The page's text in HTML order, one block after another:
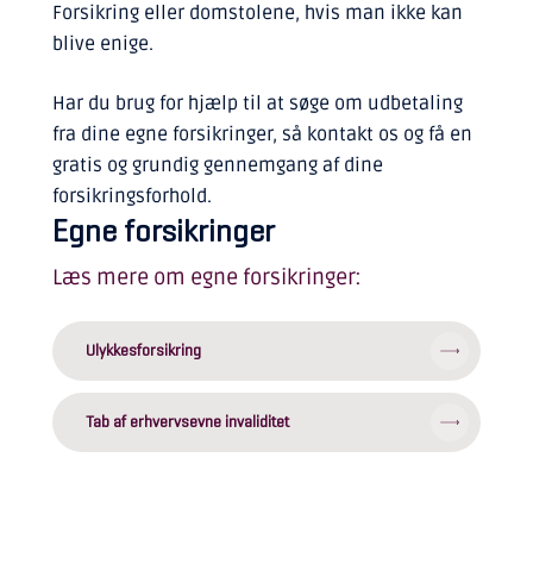
Egne forsikringer
Læs mere om egne forsikringer:
Ulykkesforsikring
Tab af erhvervsevne invaliditet
Forsikring eller domstolene, hvis man ikke kan
blive enige.
Har du brug for hjælp til at søge om udbetaling
fra dine egne forsikringer, så kontakt os og få en
gratis og grundig gennemgang af dine
forsikringsforhold.